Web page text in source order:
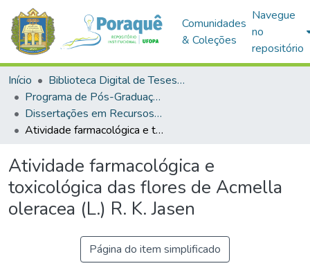
Comunidades
& Coleções
Navegue
no
repositório
Início
Biblioteca Digital de Teses e Dissertações (BDTD)
Programa de Pós-Graduação em Recursos Naturais da Amazônia (PPGRNA)
Dissertações em Recursos Naturais da Amazônia (Mestrado)
Atividade farmacológica e toxicológica das flores de Acmella oleracea (L.) R. K. Jasen
Atividade farmacológica e
toxicológica das flores de Acmella
oleracea (L.) R. K. Jasen
Página do item simplificado